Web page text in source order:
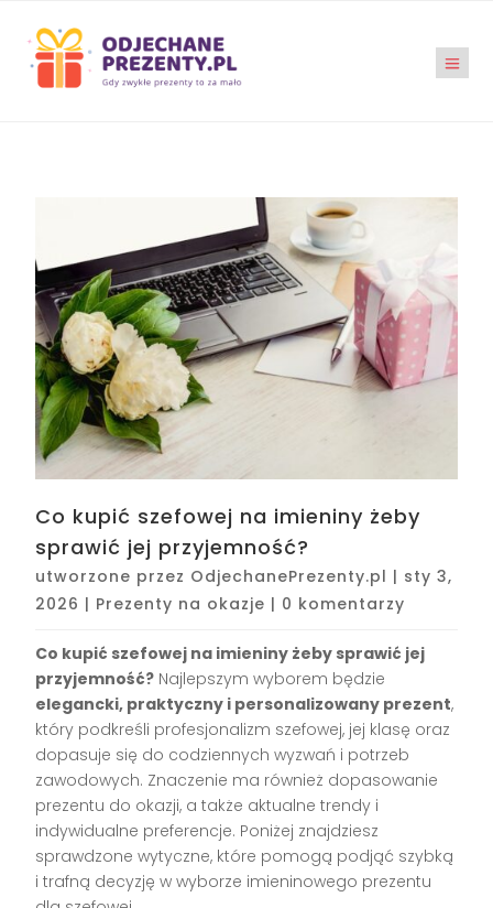
Co kupić szefowej na imieniny żeby
sprawić jej przyjemność?
utworzone przez OdjechanePrezenty.pl | sty 3,
2026 | Prezenty na okazje | 0 komentarzy
Co kupić szefowej na imieniny żeby sprawić jej
przyjemność? Najlepszym wyborem będzie
elegancki, praktyczny i personalizowany prezent,
który podkreśli profesjonalizm szefowej, jej klasę oraz
dopasuje się do codziennych wyzwań i potrzeb
zawodowych. Znaczenie ma również dopasowanie
prezentu do okazji, a także aktualne trendy i
indywidualne preferencje. Poniżej znajdziesz
sprawdzone wytyczne, które pomogą podjąć szybką
i trafną decyzję w wyborze imieninowego prezentu